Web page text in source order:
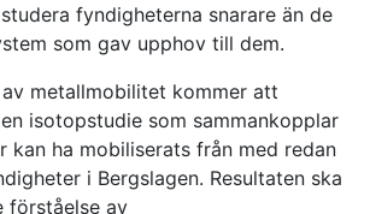
fyndigheterna snarare än de
som gav upphov till dem.
metallmobilitet kommer att
isotopstudie som sammankopplar
kan ha mobiliserats från med redan
i Bergslagen. Resultaten ska
förståelse av